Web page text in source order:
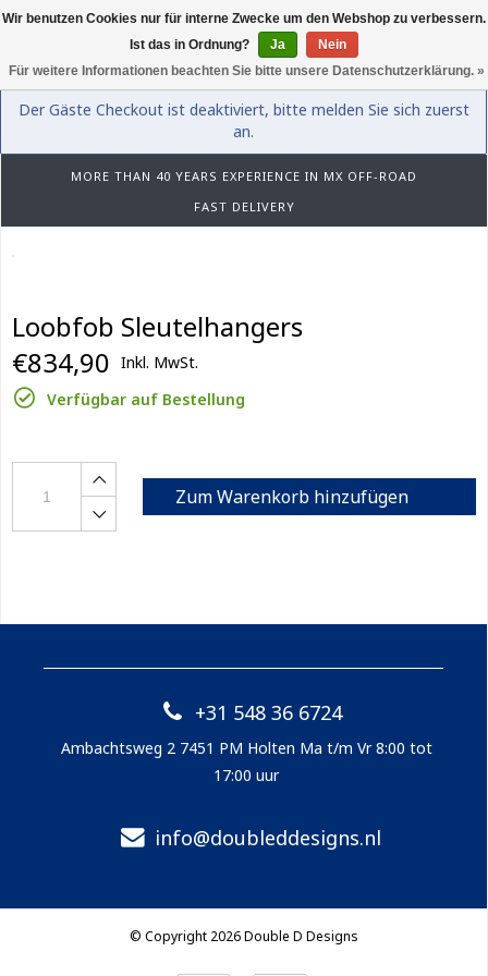
0
Der Gäste Checkout ist deaktiviert, bitte melden Sie sich zuerst
an.
MORE THAN 40 YEARS EXPERIENCE IN MX OFF-ROAD
FAST DELIVERY
Loobfob Sleutelhangers
€834,90 Inkl. MwSt.
Verfügbar auf Bestellung
Zum Warenkorb hinzufügen
+31 548 36 6724
Ambachtsweg 2 7451 PM Holten Ma t/m Vr 8:00 tot
17:00 uur
info@doubleddesigns.nl
© Copyright 2026 Double D Designs
Wir benutzen Cookies nur für interne Zwecke um den Webshop zu verbessern.
Ist das in Ordnung?
Ja
Nein
Für weitere Informationen beachten Sie bitte unsere Datenschutzerklärung. »